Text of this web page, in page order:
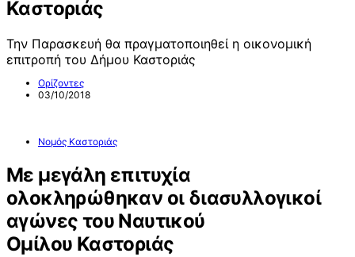
Καστοριάς
Την Παρασκευή θα πραγματοποιηθεί η οικονομική
επιτροπή του Δήμου Καστοριάς
Ορίζοντες
03/10/2018
Νομός Καστοριάς
Με μεγάλη επιτυχία
ολοκληρώθηκαν οι διασυλλογικοί
αγώνες του Ναυτικού
Ομίλου Καστοριάς